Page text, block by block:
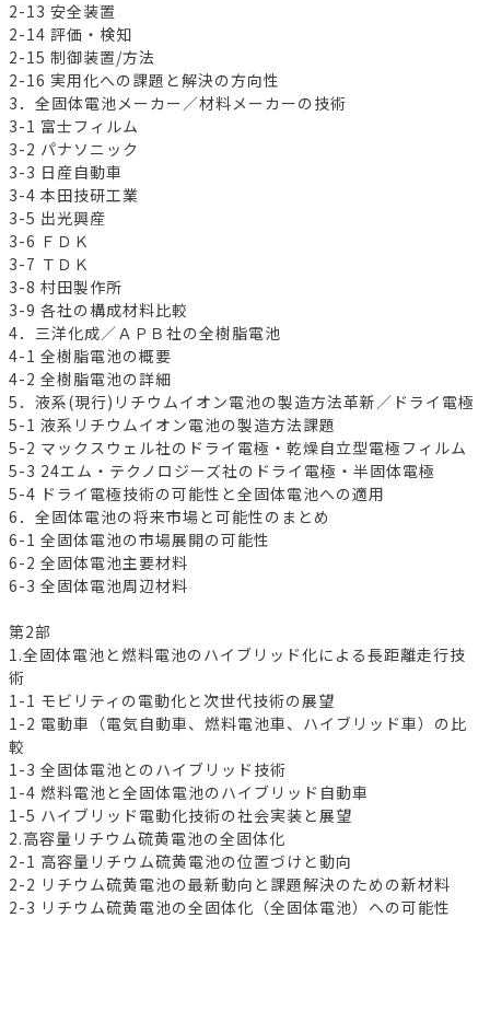
2-13 安全装置
2-14 評価・検知
2-15 制御装置/方法
2-16 実用化への課題と解決の方向性
3．全固体電池メーカー／材料メーカーの技術
3-1 富士フィルム
3-2 パナソニック
3-3 日産自動車
3-4 本田技研工業
3-5 出光興産
3-6 ＦＤＫ
3-7 ＴＤＫ
3-8 村田製作所
3-9 各社の構成材料比較
4．三洋化成／ＡＰＢ社の全樹脂電池
4-1 全樹脂電池の概要
4-2 全樹脂電池の詳細
5．液系(現行)リチウムイオン電池の製造方法革新／ドライ電極
5-1 液系リチウムイオン電池の製造方法課題
5-2 マックスウェル社のドライ電極・乾燥自立型電極フィルム
5-3 24エム・テクノロジーズ社のドライ電極・半固体電極
5-4 ドライ電極技術の可能性と全固体電池への適用
6．全固体電池の将来市場と可能性のまとめ
6-1 全固体電池の市場展開の可能性
6-2 全固体電池主要材料
6-3 全固体電池周辺材料
第2部
1.全固体電池と燃料電池のハイブリッド化による長距離走行技
術
1-1 モビリティの電動化と次世代技術の展望
1-2 電動車（電気自動車、燃料電池車、ハイブリッド車）の比
較
1-3 全固体電池とのハイブリッド技術
1-4 燃料電池と全固体電池のハイブリッド自動車
1-5 ハイブリッド電動化技術の社会実装と展望
2.高容量リチウム硫黄電池の全固体化
2-1 高容量リチウム硫黄電池の位置づけと動向
2-2 リチウム硫黄電池の最新動向と課題解決のための新材料
2-3 リチウム硫黄電池の全固体化（全固体電池）への可能性